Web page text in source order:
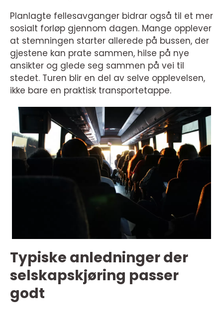
Planlagte fellesavganger bidrar også til et mer
sosialt forløp gjennom dagen. Mange opplever
at stemningen starter allerede på bussen, der
gjestene kan prate sammen, hilse på nye
ansikter og glede seg sammen på vei til
stedet. Turen blir en del av selve opplevelsen,
ikke bare en praktisk transportetappe.
Typiske anledninger der
selskapskjøring passer
godt